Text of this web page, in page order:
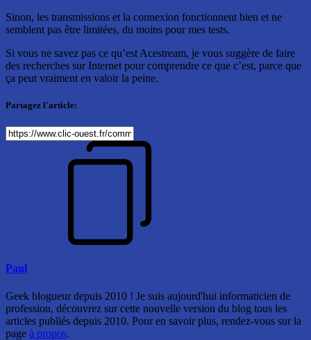
Sinon, les transmissions et la connexion fonctionnent bien et ne
semblent pas être limitées, du moins pour mes tests.
Si vous ne savez pas ce qu’est Acestream, je vous suggère de faire
des recherches sur Internet pour comprendre ce que c’est, parce que
ça peut vraiment en valoir la peine.
Partagez l'article:
Paul
Geek blogueur depuis 2010 ! Je suis aujourd'hui informaticien de
profession, découvrez sur cette nouvelle version du blog tous les
articles publiés depuis 2010. Pour en savoir plus, rendez-vous sur la
page à propos.